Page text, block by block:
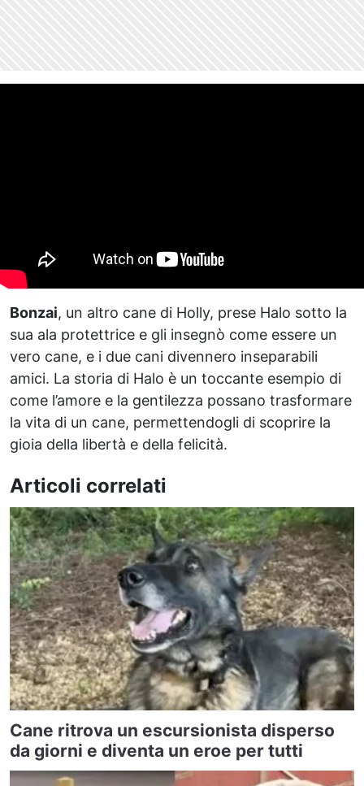
Bonzai, un altro cane di Holly, prese Halo sotto la
sua ala protettrice e gli insegnò come essere un
vero cane, e i due cani divennero inseparabili
amici. La storia di Halo è un toccante esempio di
come l’amore e la gentilezza possano trasformare
la vita di un cane, permettendogli di scoprire la
gioia della libertà e della felicità.
Articoli correlati
Cane ritrova un escursionista disperso
da giorni e diventa un eroe per tutti